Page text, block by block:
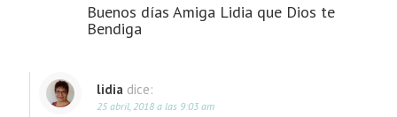
Buenos días Amiga Lidia que Dios te
Bendiga
lidia dice:
25 abril, 2018 a las 9:03 am